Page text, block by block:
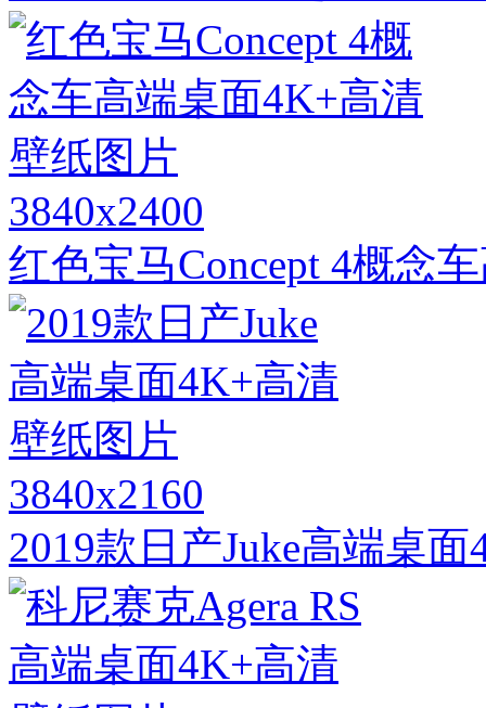
3840x2400
红色宝马Concept 4概念
3840x2160
2019款日产Juke高端桌